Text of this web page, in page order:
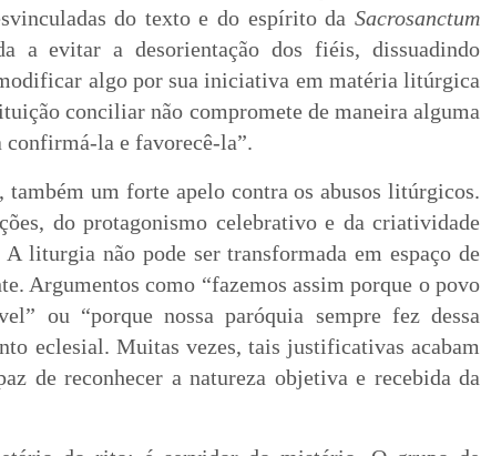
do texto e do espírito da Sacrosanctum
a evitar a desorientação dos fiéis, dissuadindo
algo por sua iniciativa em matéria litúrgica
conciliar não compromete de maneira alguma
la e favorecê-la”.
também um forte apelo contra os abusos litúrgicos.
do protagonismo celebrativo e da criatividade
liturgia não pode ser transformada em espaço de
Argumentos como “fazemos assim porque o povo
ou “porque nossa paróquia sempre fez dessa
eclesial. Muitas vezes, tais justificativas acabam
de reconhecer a natureza objetiva e recebida da